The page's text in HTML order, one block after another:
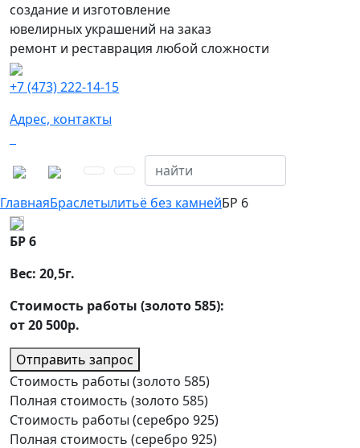
создание и изготовление
ювелирных украшений на заказ
ремонт и реставрация любой сложности
+7 (473) 222-14-15
Адрес, контакты
ГлавнаяБраслетылитьё без камнейБР 6
БР 6
Вес: 20,5г.
Стоимость работы (золото 585):
от 20 500р.
Отправить запрос
Стоимость работы (золото 585)
Полная стоимость (золото 585)
Стоимость работы (серебро 925)
Полная стоимость (серебро 925)